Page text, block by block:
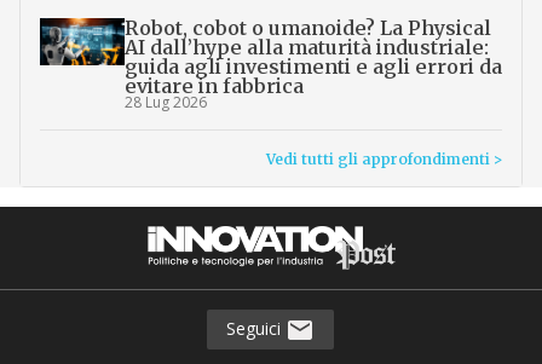
Robot, cobot o umanoide? La Physical
AI dall’hype alla maturità industriale:
guida agli investimenti e agli errori da
evitare in fabbrica
28 Lug 2026
Vedi tutti gli approfondimenti >
Seguici